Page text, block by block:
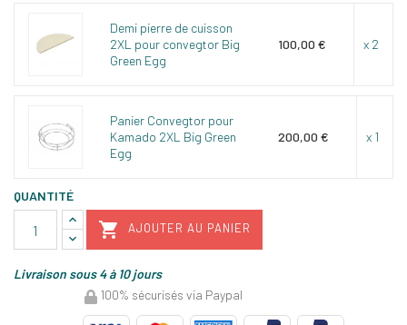
Demi pierre de cuisson
2XL pour convegtor Big
Green Egg
100,00 € x 2
Panier Convegtor pour
Kamado 2XL Big Green
Egg
200,00 € x 1
QUANTITÉ
 AJOUTER AU PANIER
Livraison sous 4 à 10 jours
100% sécurisés via Paypal